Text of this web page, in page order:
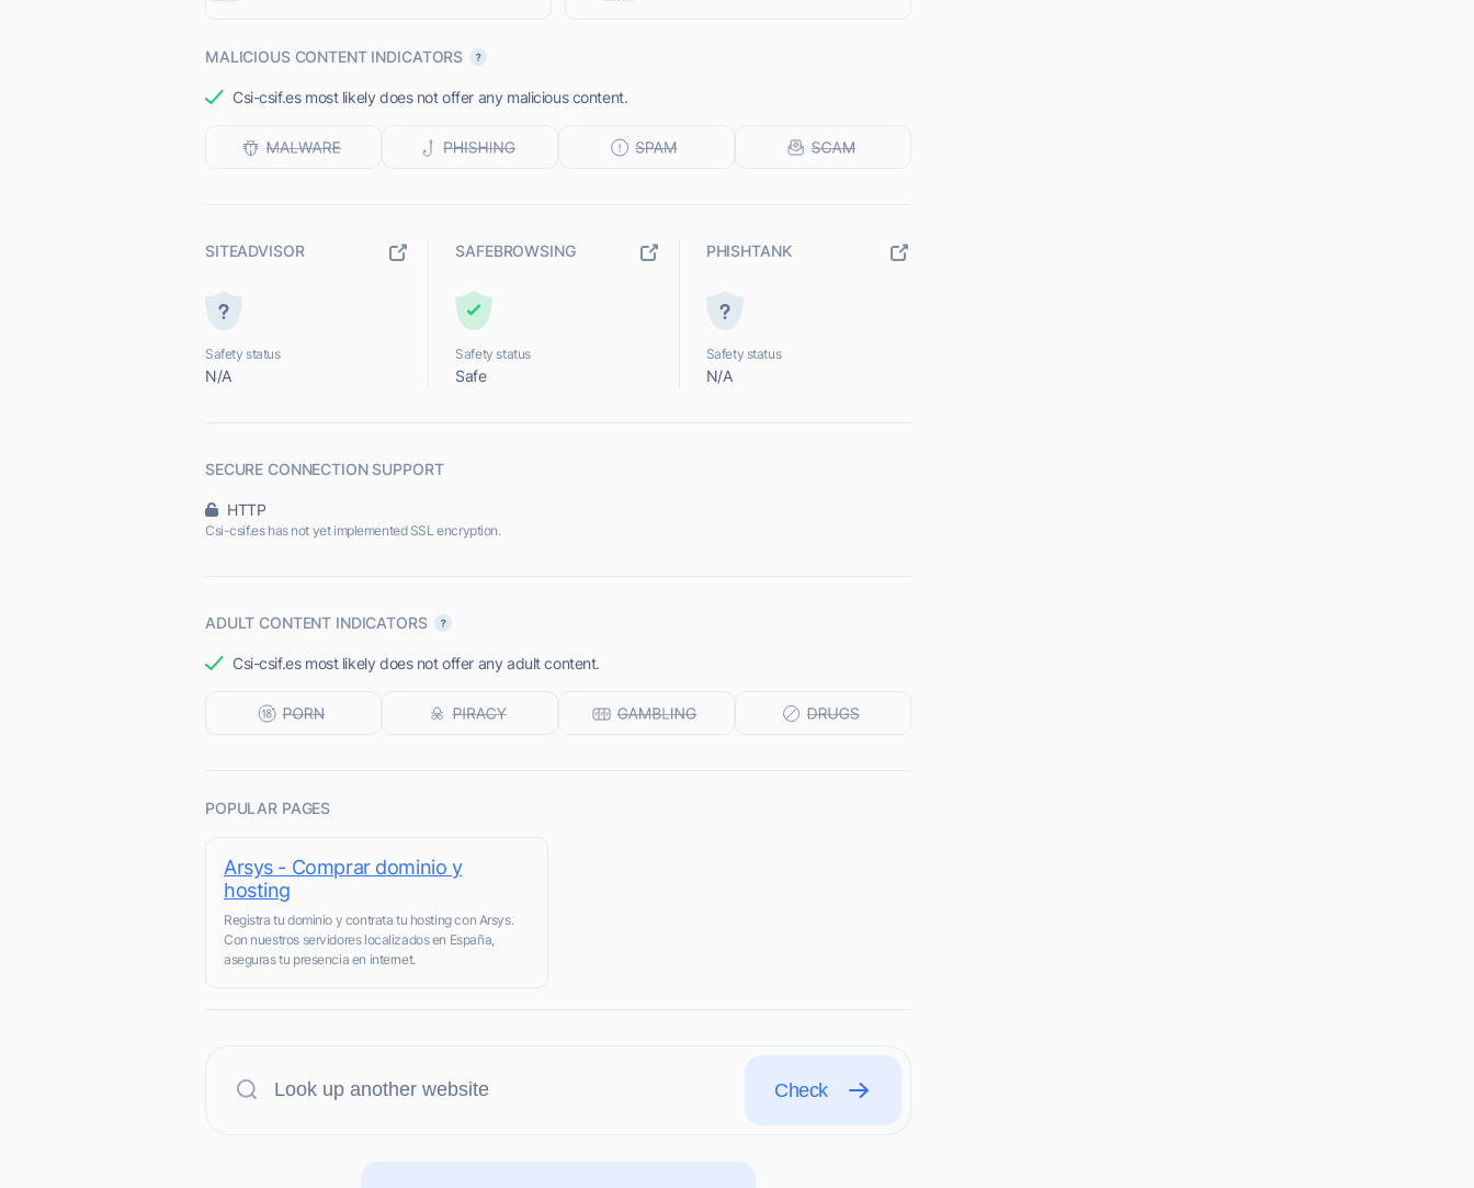
MALICIOUS CONTENT INDICATORS
Csi-csif.es most likely does not offer any malicious content.
SITEADVISOR
Safety status
N/A
SAFEBROWSING
Safety status
Safe
PHISHTANK
Safety status
N/A
SECURE CONNECTION SUPPORT
HTTP
Csi-csif.es has not yet implemented SSL encryption.
ADULT CONTENT INDICATORS
Csi-csif.es most likely does not offer any adult content.
POPULAR PAGES
Arsys - Comprar dominio y
hosting
Registra tu dominio y contrata tu hosting con Arsys.
Con nuestros servidores localizados en España,
aseguras tu presencia en internet.
Check